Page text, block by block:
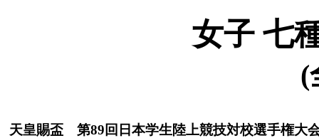
女子 七
(
天皇賜盃 第89回日本学生陸上競技対校選手権大